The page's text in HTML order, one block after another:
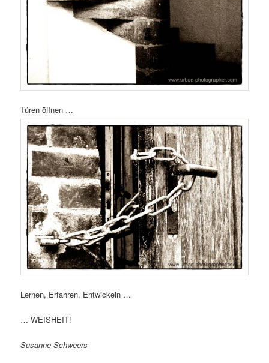
Türen öffnen …
Lernen, Erfahren, Entwickeln …
… WEISHEIT!
Susanne Schweers